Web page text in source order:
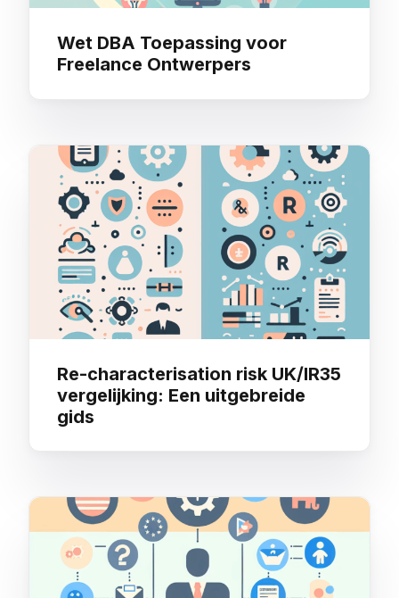
Wet DBA Toepassing voor
Freelance Ontwerpers
Re-characterisation risk UK/IR35
vergelijking: Een uitgebreide
gids